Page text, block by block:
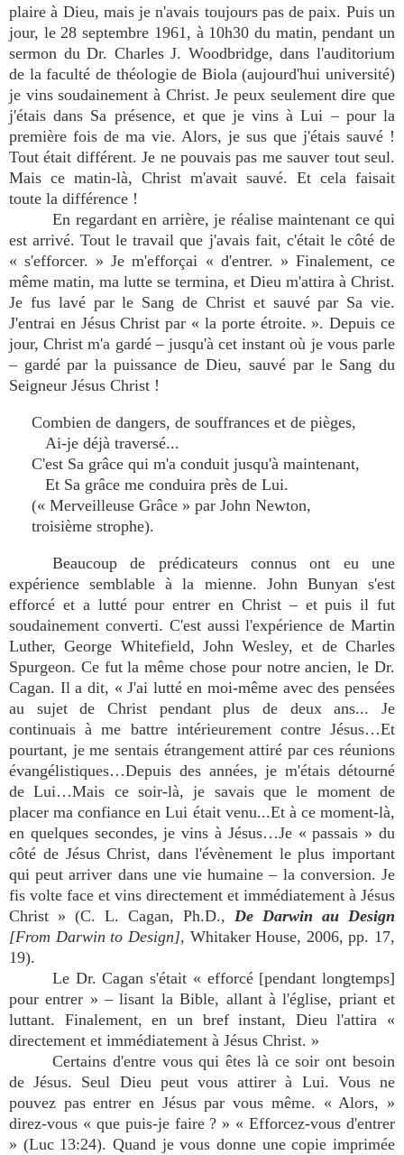
plaire à Dieu, mais je n'avais toujours pas de paix. Puis un
jour, le 28 septembre 1961, à 10h30 du matin, pendant un
sermon du Dr. Charles J. Woodbridge, dans l'auditorium
de la faculté de théologie de Biola (aujourd'hui université)
je vins soudainement à Christ. Je peux seulement dire que
j'étais dans Sa présence, et que je vins à Lui – pour la
première fois de ma vie. Alors, je sus que j'étais sauvé !
Tout était différent. Je ne pouvais pas me sauver tout seul.
Mais ce matin-là, Christ m'avait sauvé. Et cela faisait
toute la différence !
En regardant en arrière, je réalise maintenant ce qui
est arrivé. Tout le travail que j'avais fait, c'était le côté de
« s'efforcer. » Je m'efforçai « d'entrer. » Finalement, ce
même matin, ma lutte se termina, et Dieu m'attira à Christ.
Je fus lavé par le Sang de Christ et sauvé par Sa vie.
J'entrai en Jésus Christ par « la porte étroite. ». Depuis ce
jour, Christ m'a gardé – jusqu'à cet instant où je vous parle
– gardé par la puissance de Dieu, sauvé par le Sang du
Seigneur Jésus Christ !
Combien de dangers, de souffrances et de pièges,
Ai-je déjà traversé...
C'est Sa grâce qui m'a conduit jusqu'à maintenant,
Et Sa grâce me conduira près de Lui.
(« Merveilleuse Grâce » par John Newton,
troisième strophe).
Beaucoup de prédicateurs connus ont eu une
expérience semblable à la mienne. John Bunyan s'est
efforcé et a lutté pour entrer en Christ – et puis il fut
soudainement converti. C'est aussi l'expérience de Martin
Luther, George Whitefield, John Wesley, et de Charles
Spurgeon. Ce fut la même chose pour notre ancien, le Dr.
Cagan. Il a dit, « J'ai lutté en moi-même avec des pensées
au sujet de Christ pendant plus de deux ans... Je
continuais à me battre intérieurement contre Jésus…Et
pourtant, je me sentais étrangement attiré par ces réunions
évangélistiques…Depuis des années, je m'étais détourné
de Lui…Mais ce soir-là, je savais que le moment de
placer ma confiance en Lui était venu...Et à ce moment-là,
en quelques secondes, je vins à Jésus…Je « passais » du
côté de Jésus Christ, dans l'évènement le plus important
qui peut arriver dans une vie humaine – la conversion. Je
fis volte face et vins directement et immédiatement à Jésus
Christ » (C. L. Cagan, Ph.D., De Darwin au Design
[From Darwin to Design], Whitaker House, 2006, pp. 17,
19).
Le Dr. Cagan s'était « efforcé [pendant longtemps]
pour entrer » – lisant la Bible, allant à l'église, priant et
luttant. Finalement, en un bref instant, Dieu l'attira «
directement et immédiatement à Jésus Christ. »
Certains d'entre vous qui êtes là ce soir ont besoin
de Jésus. Seul Dieu peut vous attirer à Lui. Vous ne
pouvez pas entrer en Jésus par vous même. « Alors, »
direz-vous « que puis-je faire ? » « Efforcez-vous d'entrer
» (Luc 13:24). Quand je vous donne une copie imprimée